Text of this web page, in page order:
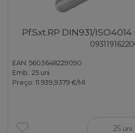
Pf.Sxt.RP DIN931/
EAN: 5603648229090
Emb.:25 uni
Preço: 11 939,9379 €/Ml
uni